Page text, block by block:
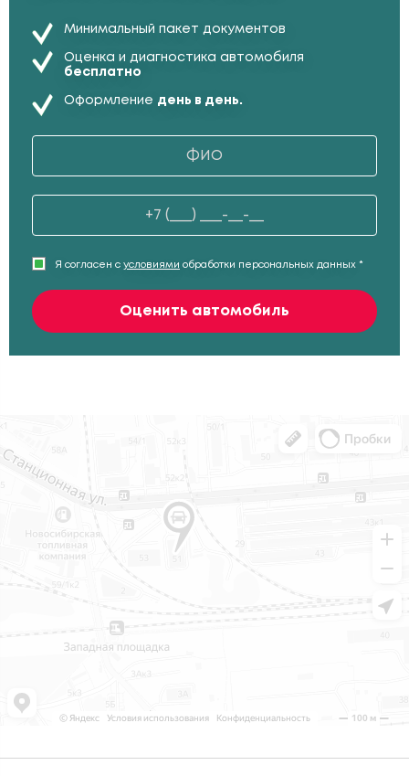
Минимальный пакет документов
Оценка и диагностика автомобиля
бесплатно
Оформление день в день.
Я согласен с условиями обработки персональных данных *
Оценить автомобиль